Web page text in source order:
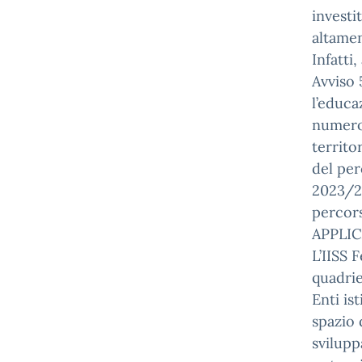
Infatti,
Avviso
del
2023/
L’IISS
Enti
spazio